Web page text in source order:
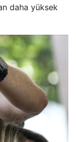
daha yüksek